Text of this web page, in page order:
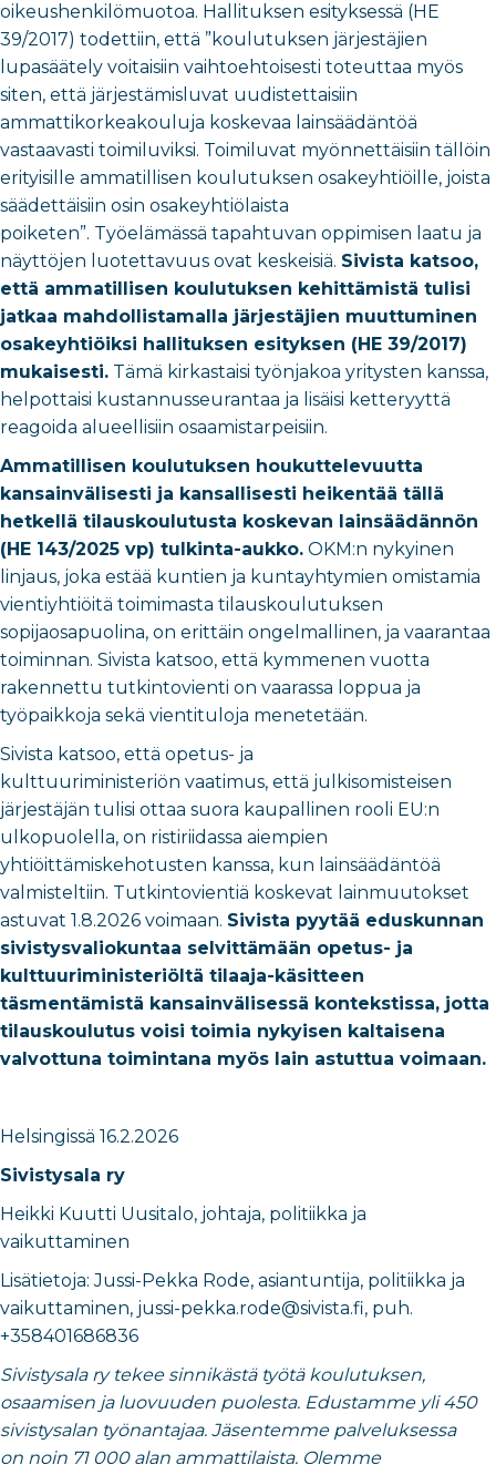
oikeushenkilömuotoa. Hallituksen esityksessä (HE
39/2017) todettiin, että ”koulutuksen järjestäjien
lupasäätely voitaisiin vaihtoehtoisesti toteuttaa myös
siten, että järjestämisluvat uudistettaisiin
ammattikorkeakouluja koskevaa lainsäädäntöä
vastaavasti toimiluviksi. Toimiluvat myönnettäisiin tällöin
erityisille ammatillisen koulutuksen osakeyhtiöille, joista
säädettäisiin osin osakeyhtiölaista
poiketen”. Työelämässä tapahtuvan oppimisen laatu ja
näyttöjen luotettavuus ovat keskeisiä. Sivista katsoo,
että ammatillisen koulutuksen kehittämistä tulisi
jatkaa mahdollistamalla järjestäjien muuttuminen
osakeyhtiöiksi hallituksen esityksen (HE 39/2017)
mukaisesti. Tämä kirkastaisi työnjakoa yritysten kanssa,
helpottaisi kustannusseurantaa ja lisäisi ketteryyttä
reagoida alueellisiin osaamistarpeisiin.
Ammatillisen koulutuksen houkuttelevuutta
kansainvälisesti ja kansallisesti heikentää tällä
hetkellä tilauskoulutusta koskevan lainsäädännön
(HE 143/2025 vp) tulkinta-aukko. OKM:n nykyinen
linjaus, joka estää kuntien ja kuntayhtymien omistamia
vientiyhtiöitä toimimasta tilauskoulutuksen
sopijaosapuolina, on erittäin ongelmallinen, ja vaarantaa
toiminnan. Sivista katsoo, että kymmenen vuotta
rakennettu tutkintovienti on vaarassa loppua ja
työpaikkoja sekä vientituloja menetetään.
Sivista katsoo, että opetus- ja
kulttuuriministeriön vaatimus, että julkisomisteisen
järjestäjän tulisi ottaa suora kaupallinen rooli EU:n
ulkopuolella, on ristiriidassa aiempien
yhtiöittämiskehotusten kanssa, kun lainsäädäntöä
valmisteltiin. Tutkintovientiä koskevat lainmuutokset
astuvat 1.8.2026 voimaan. Sivista pyytää eduskunnan
sivistysvaliokuntaa selvittämään opetus- ja
kulttuuriministeriöltä tilaaja-käsitteen
täsmentämistä kansainvälisessä kontekstissa, jotta
tilauskoulutus voisi toimia nykyisen kaltaisena
valvottuna toimintana myös lain astuttua voimaan.
Helsingissä 16.2.2026
Sivistysala ry
Heikki Kuutti Uusitalo, johtaja, politiikka ja
vaikuttaminen
Lisätietoja: ​Jussi-Pekka Rode, asiantuntija, politiikka ja
vaikuttaminen​, jussi-pekka.rode@sivista.fi, puh.
+358401686836
Sivistysala ry tekee sinnikästä työtä koulutuksen,
osaamisen ja luovuuden puolesta. Edustamme yli 450
sivistysalan työnantajaa. Jäsentemme palveluksessa
on noin 71 000 alan ammattilaista. Olemme